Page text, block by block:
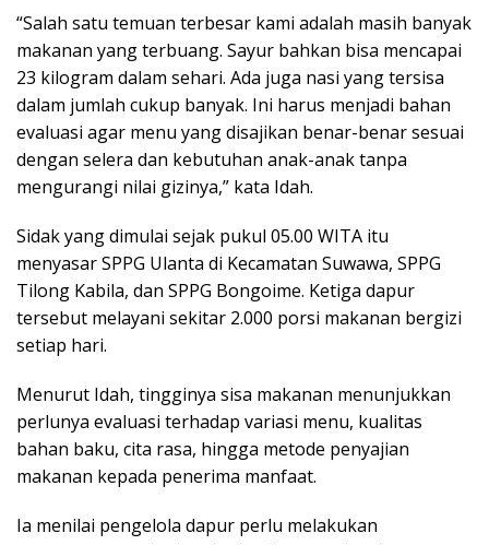
“Salah satu temuan terbesar kami adalah masih banyak
makanan yang terbuang. Sayur bahkan bisa mencapai
23 kilogram dalam sehari. Ada juga nasi yang tersisa
dalam jumlah cukup banyak. Ini harus menjadi bahan
evaluasi agar menu yang disajikan benar-benar sesuai
dengan selera dan kebutuhan anak-anak tanpa
mengurangi nilai gizinya,” kata Idah.
Sidak yang dimulai sejak pukul 05.00 WITA itu
menyasar SPPG Ulanta di Kecamatan Suwawa, SPPG
Tilong Kabila, dan SPPG Bongoime. Ketiga dapur
tersebut melayani sekitar 2.000 porsi makanan bergizi
setiap hari.
Menurut Idah, tingginya sisa makanan menunjukkan
perlunya evaluasi terhadap variasi menu, kualitas
bahan baku, cita rasa, hingga metode penyajian
makanan kepada penerima manfaat.
Ia menilai pengelola dapur perlu melakukan